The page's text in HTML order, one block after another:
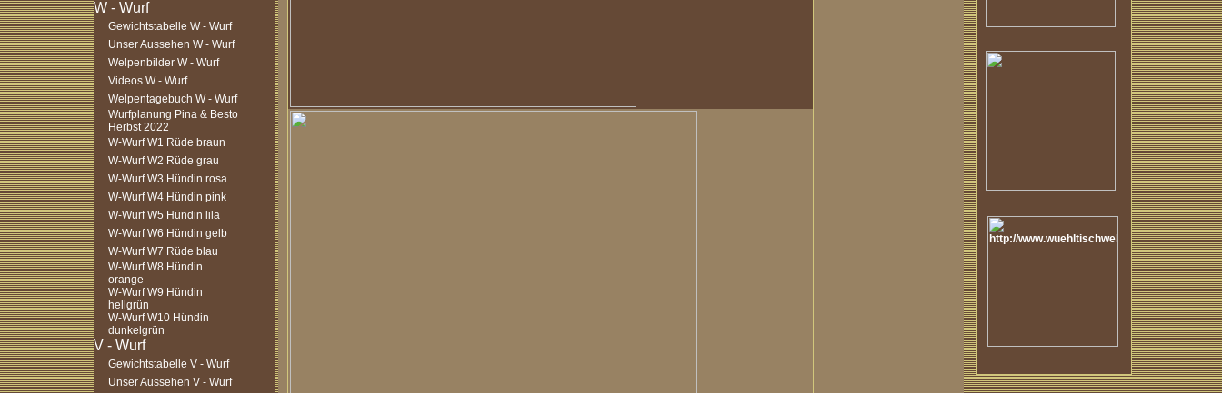
Gewichtstabelle W - Wurf
Unser Aussehen W - Wurf
Welpenbilder W - Wurf
Videos W - Wurf
Welpentagebuch W - Wurf
Wurfplanung Pina & Besto
Herbst 2022
W-Wurf W1 Rüde braun
W-Wurf W2 Rüde grau
W-Wurf W3 Hündin rosa
W-Wurf W4 Hündin pink
W-Wurf W5 Hündin lila
W-Wurf W6 Hündin gelb
W-Wurf W7 Rüde blau
W-Wurf W8 Hündin
orange
W-Wurf W9 Hündin
hellgrün
W-Wurf W10 Hündin
dunkelgrün
Gewichtstabelle V - Wurf
Unser Aussehen V - Wurf